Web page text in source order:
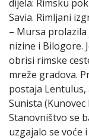
dijela: Rimsku
Savia. Rimljani
– Mursa
nizine i Bilogore.
obrisi rimske
mreže gradova.
postaja
Sunista (Kunovec
Stanovništvo se
uzgajalo se voće